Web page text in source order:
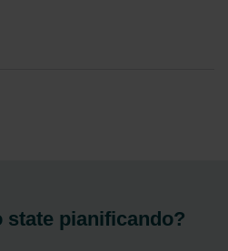
state pianificando?